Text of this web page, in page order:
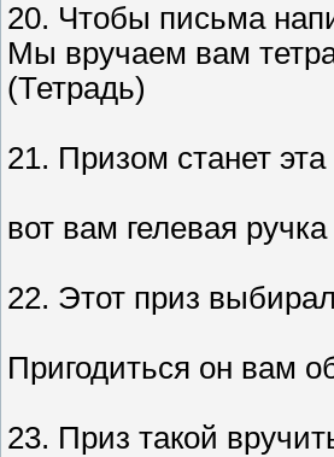
20. Чтобы письма
Мы вручаем вам
(Тетрадь)
21. Призом станет
вот вам гелевая
22. Этот приз
Пригодиться он вам
23. Приз такой